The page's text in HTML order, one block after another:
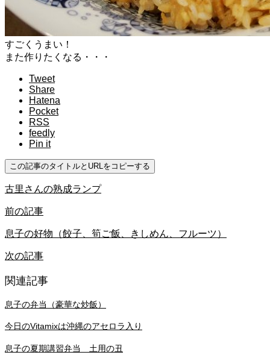
すごくうまい！
また作りたくなる・・・
Tweet
Share
Hatena
Pocket
RSS
feedly
Pin it
この記事のタイトルとURLをコピーする
古里さんの熟成ランプ
前の記事
息子の好物（餃子、筍ご飯、きしめん、フルーツ）
次の記事
関連記事
息子の弁当（豪華な炒飯）
今日のVitamixは沖縄のアセロラ入り
息子の夏期講習弁当 土用の丑